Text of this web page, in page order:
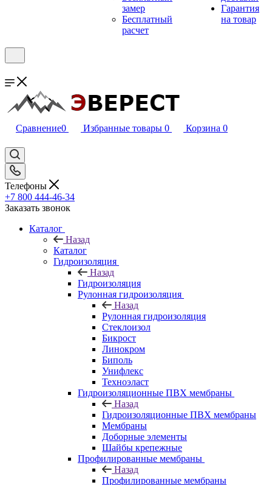
замер
Бесплатный
расчет
Гарантия
на товар
Сравнение0 Избранные товары 0 Корзина 0
Телефоны
+7 800 444-46-34
Заказать звонок
Каталог
Назад
Каталог
Гидроизоляция
Назад
Гидроизоляция
Рулонная гидроизоляция
Назад
Рулонная гидроизоляция
Стеклоизол
Бикрост
Линокром
Биполь
Унифлекс
Техноэласт
Гидроизоляционные ПВХ мембраны
Назад
Гидроизоляционные ПВХ мембраны
Мембраны
Доборные элементы
Шайбы крепежные
Профилированные мембраны
Назад
Профилированные мембраны